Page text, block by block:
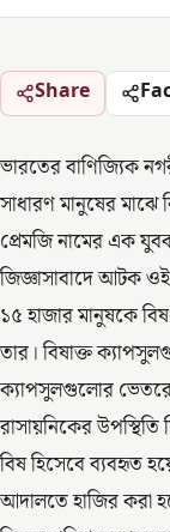
Share
ভারতের বাণিজ্যিক
সাধারণ মানুষের
প্রেমজি নামের এক
জিজ্ঞাসাবাদে আটক
১৫ হাজার মানুষকে
তার। বিষাক্ত
ক্যাপসুলগুলোর ভেতরে
রাসায়নিকের
বিষ হিসেবে ব্যবহৃত
আদালতে হাজির করা